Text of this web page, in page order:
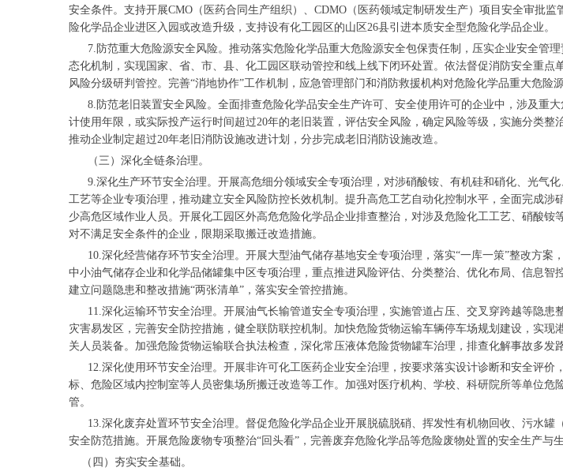
安全条件。支持开展CMO（医药合同生产组织）、CDMO（医药领域定制研发生产）项目安全审批
险化学品企业进区入园或改造升级，支持设有化工园区的山区26县引进本质安全型危险化学品企业。
7.防范重大危险源安全风险。推动落实危险化学品重大危险源安全包保责任制，压实企业安全管
态化机制，实现国家、省、市、县、化工园区联动管控和线上线下闭环处置。依法督促消防安全重
风险分级研判管控。完善“消地协作”工作机制，应急管理部门和消防救援机构对危险化学品重大危
8.防范老旧装置安全风险。全面排查危险化学品安全生产许可、安全使用许可的企业中，涉及重
计使用年限，或实际投产运行时间超过20年的老旧装置，评估安全风险，确定风险等级，实施分类
推动企业制定超过20年老旧消防设施改进计划，分步完成老旧消防设施改造。
（三）深化全链条治理。
9.深化生产环节安全治理。开展高危细分领域安全专项治理，对涉硝酸铵、有机硅和硝化、光气
工艺等企业专项治理，推动建立安全风险防控长效机制。提升高危工艺自动化控制水平，全面完成
少高危区域作业人员。开展化工园区外高危危险化学品企业排查整治，对涉及危险化工工艺、硝酸
对不满足安全条件的企业，限期采取搬迁改造措施。
10.深化经营储存环节安全治理。开展大型油气储存基地安全专项治理，落实“一库一策”整改方案
中小油气储存企业和化学品储罐集中区专项治理，重点推进风险评估、分类整治、优化布局、信息
建立问题隐患和整改措施“两张清单”，落实安全管控措施。
11.深化运输环节安全治理。开展油气长输管道安全专项治理，实施管道占压、交叉穿跨越等隐患
灾害易发区，完善安全防控措施，健全联防联控机制。加快危险货物运输车辆停车场规划建设，实
关人员装备。加强危险货物运输联合执法检查，深化常压液体危险货物罐车治理，排查化解事故多发
12.深化使用环节安全治理。开展非许可化工医药企业安全治理，按要求落实设计诊断和安全评价
标、危险区域内控制室等人员密集场所搬迁改造等工作。加强对医疗机构、学校、科研院所等单位
管。
13.深化废弃处置环节安全治理。督促危险化学品企业开展脱硫脱硝、挥发性有机物回收、污水罐
安全防范措施。开展危险废物专项整治“回头看”，完善废弃危险化学品等危险废物处置的安全生产与
（四）夯实安全基础。